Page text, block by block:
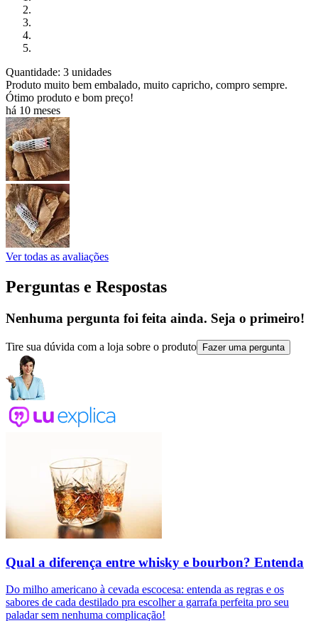
Quantidade: 3 unidades
Produto muito bem embalado, muito capricho, compro sempre.
Ótimo produto e bom preço!
há 10 meses
Ver todas as avaliações
Perguntas e Respostas
Nenhuma pergunta foi feita ainda. Seja o primeiro!
Tire sua dúvida com a loja sobre o produto Fazer uma pergunta
Qual a diferença entre whisky e bourbon? Entenda
Do milho americano à cevada escocesa: entenda as regras e os
sabores de cada destilado pra escolher a garrafa perfeita pro seu
paladar sem nenhuma complicação!